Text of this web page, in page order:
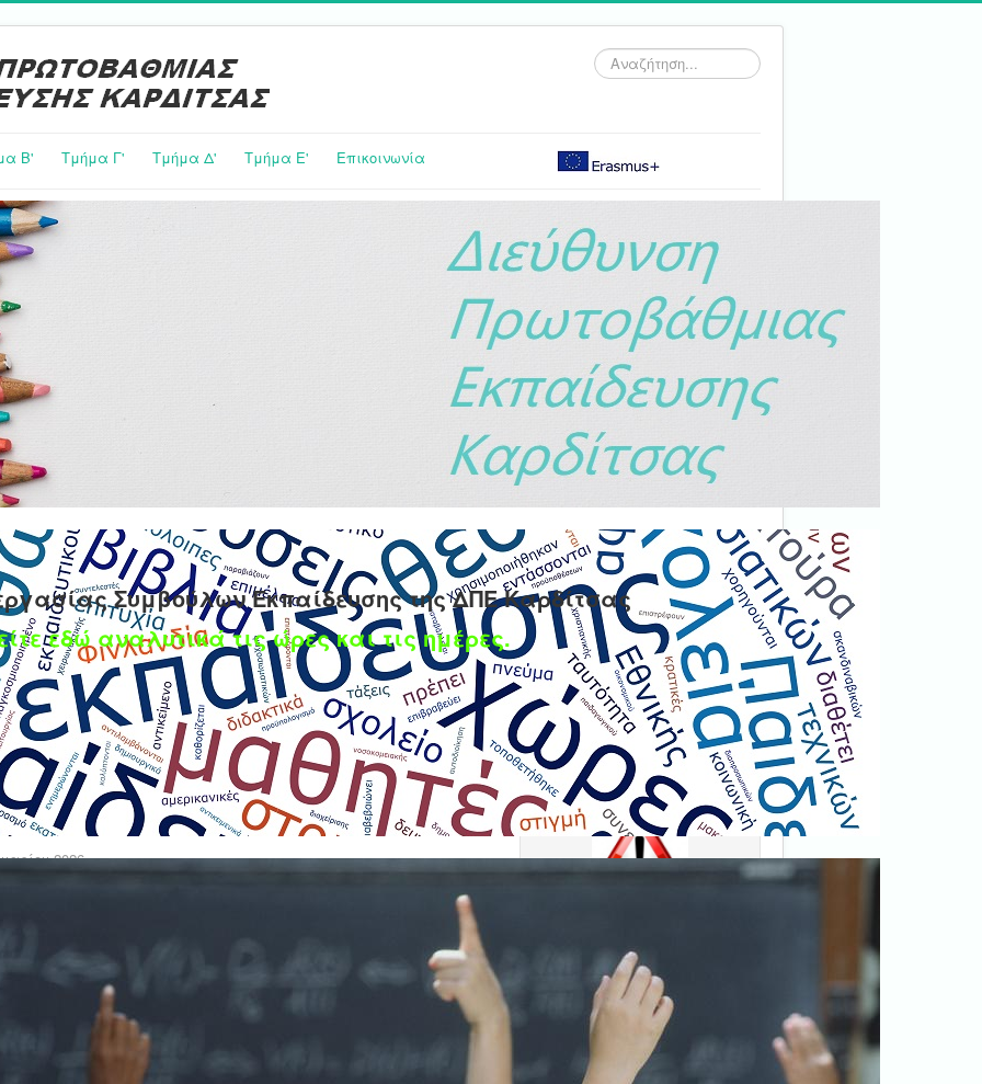
Αναζήτηση...
Β' Τμήμα Γ' Τμήμα Δ' Τμήμα E' Επικοινωνία
Συμβούλων Εκπαίδευσης της ΔΠΕ Καρδίτσας
εδώ αναλυτικά τις ώρες και τις ημέρες.
πίτας
2026
Ψηφιακή βεβαίωση
εγγράφου
υπογεγραμμένα.
Ξεκινήστε εδώ.
Διαβάστε την αντίστοιχη
νομοθεσία